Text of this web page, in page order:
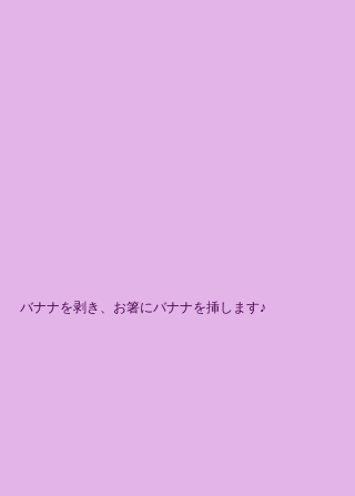
バナナを剥き、お箸にバナナを挿します♪